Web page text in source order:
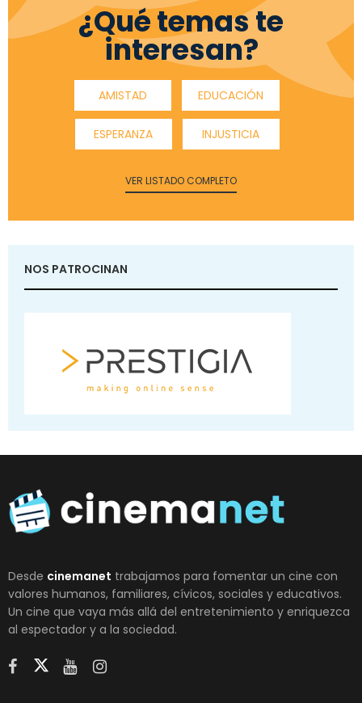
¿Qué temas te
interesan?
AMISTAD EDUCACIÓN
ESPERANZA INJUSTICIA
VER LISTADO COMPLETO
NOS PATROCINAN
Desde cinemanet trabajamos para fomentar un cine con
valores humanos, familiares, cívicos, sociales y educativos.
Un cine que vaya más allá del entretenimiento y enriquezca
al espectador y a la sociedad.